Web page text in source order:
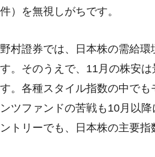
件）を無視しがちです。
野村證券では、日本株の需給
す。そのうえで、11月の株安
す。各種スタイル指数の中で
ンツファンドの苦戦も10月以
ントリーでも、日本株の主要指